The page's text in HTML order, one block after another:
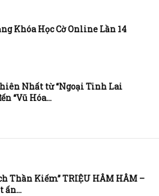
Khóa Học Cờ Online Lần 14
Nhất từ “Ngoại Tinh Lai
“Vũ Hóa...
Thần Kiếm” TRIỆU HÂM HÂM –
ấn...